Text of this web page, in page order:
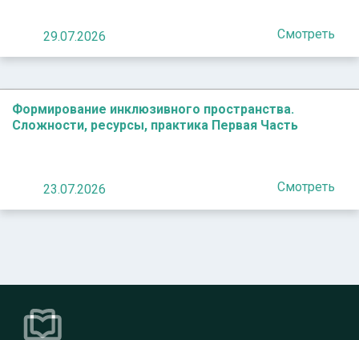
29.07.2026 Смотреть
Формирование инклюзивного пространства.
Сложности, ресурсы, практика Первая Часть
23.07.2026 Смотреть